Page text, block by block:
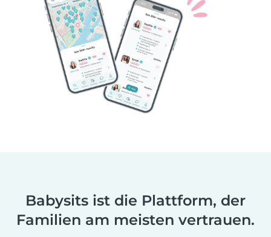
Babysits ist die Plattform, der
Familien am meisten vertrauen.